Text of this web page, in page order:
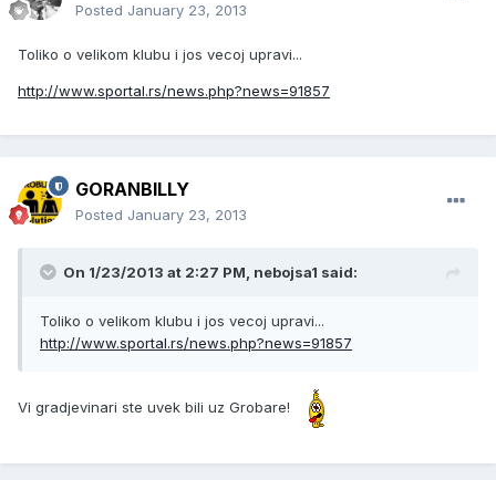
Posted January 23, 2013
Toliko o velikom klubu i jos vecoj upravi...
http://www.sportal.rs/news.php?news=91857
GORANBILLY
Posted January 23, 2013
On 1/23/2013 at 2:27 PM, nebojsa1 said:
Toliko o velikom klubu i jos vecoj upravi...
http://www.sportal.rs/news.php?news=91857
Vi gradjevinari ste uvek bili uz Grobare!